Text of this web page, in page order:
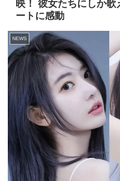
映！ 彼女たちにしか
ートに感動
NEWS